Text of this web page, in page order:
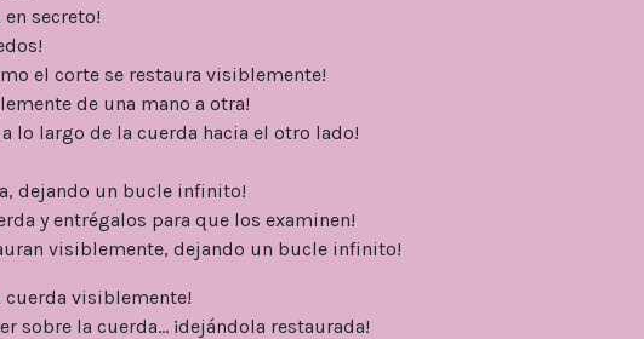
secreto!
el corte se restaura visiblemente!
de una mano a otra!
lo largo de la cuerda hacia el otro lado!
dejando un bucle infinito!
y entrégalos para que los examinen!
visiblemente, dejando un bucle infinito!
cuerda visiblemente!
sobre la cuerda... ¡dejándola restaurada!